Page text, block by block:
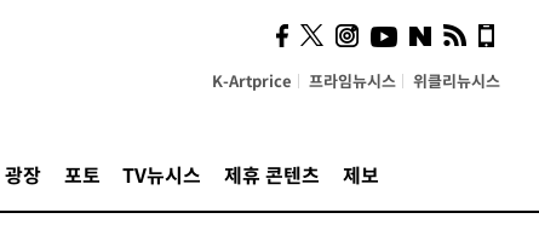
K-Artprice 프라임뉴시스 위클리뉴시스
광장 포토 TV뉴시스 제휴 콘텐츠 제보